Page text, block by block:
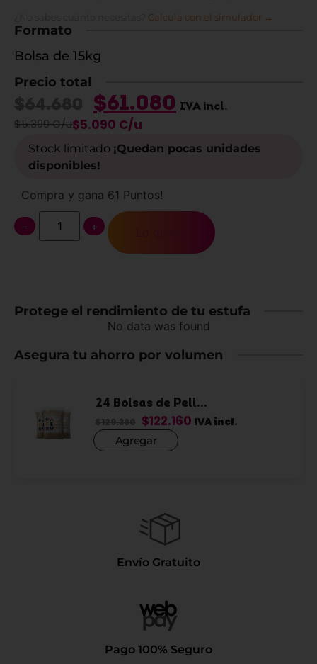
Calcula con el simulador →
Formato
Bolsa de 15kg
Precio total
$61.080 IVA incl.
$5.390 C/u$5.090 C/u
Stock limitado ¡Quedan pocas unidades
disponibles!
Compra y gana 61 Puntos!
− +
Protege el rendimiento de tu estufa
No data was found
Asegura tu ahorro por volumen
24 Bolsas de Pell...
$122.160 IVA incl.
Agregar
Envío Gratuito
Pago 100% Seguro